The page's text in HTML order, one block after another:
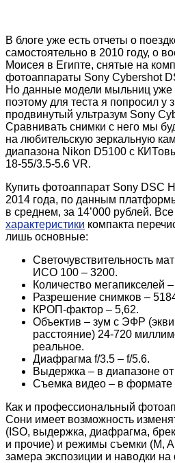
В блоге уже есть отчеты о
самостоятельно в 2010 году, о
Моисея в Египте, снятые на
фотоаппараты Sony Cybershot
Но данные модели мыльниц уже
поэтому для теста я попросил у
продвинутый ультразум Sony
Сравнивать снимки с него мы
на любительскую зеркальную
диапазона Nikon D5100 с
18-55/3.5-5.6 VR.
Купить фотоаппарат Sony DSC
2014 года, по данным
в среднем, за 14’000 рублей. Все
характеристики компакта
лишь основные:
Светочувствительность
ИСО 100 – 3200.
Количество мегапикселей
Разрешение снимков –
КРОП-фактор – 5,62.
Объектив – зум с ЭФР
расстояние) 24-720
реальное.
Диафрагма f/3.5 – f/5.6.
Выдержка – в диапазоне
Съемка видео – в формате
Как и профессиональный
Сони имеет возможность
(ISO, выдержка, диафрагма,
и прочие) и режимы съемки (M,
замера экспозиции и наводки на